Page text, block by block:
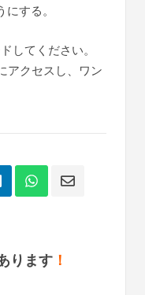
する。
してください。
アクセスし、ワン
ります ！